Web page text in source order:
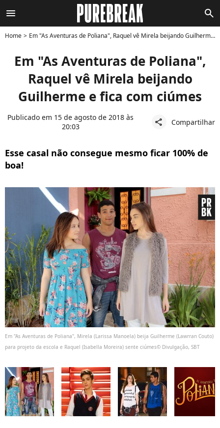
menu search
Home Em "As Aventuras de Poliana", Raquel vê Mirela beijando Guilherme e fica com ciúmes
Em "As Aventuras de Poliana",
Raquel vê Mirela beijando
Guilherme e fica com ciúmes
Publicado em 15 de agosto de 2018 às
20:03
share Compartilhar
Esse casal não consegue mesmo ficar 100% de
boa!
Em "As Aventuras de Poliana", Mirela (Larissa Manoela) beija Guilherme (Lawrran Couto)
para projeto da escola e Raquel (Isabella Moreira) sente ciúmes© Divulgação, SBT